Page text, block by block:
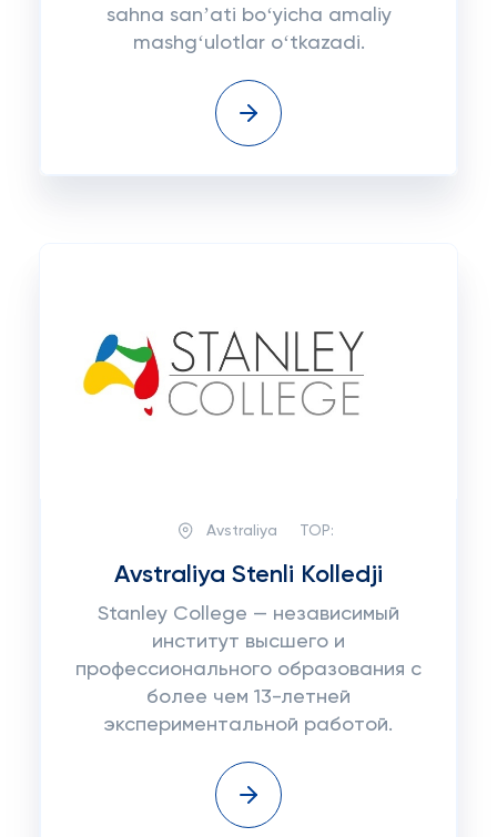
sahna sanʼati boʻyicha amaliy
mashgʻulotlar oʻtkazadi.
Avstraliya TOP:
Avstraliya Stenli Kolledji
Stanley College — независимый
институт высшего и
профессионального образования с
более чем 13-летней
экспериментальной работой.